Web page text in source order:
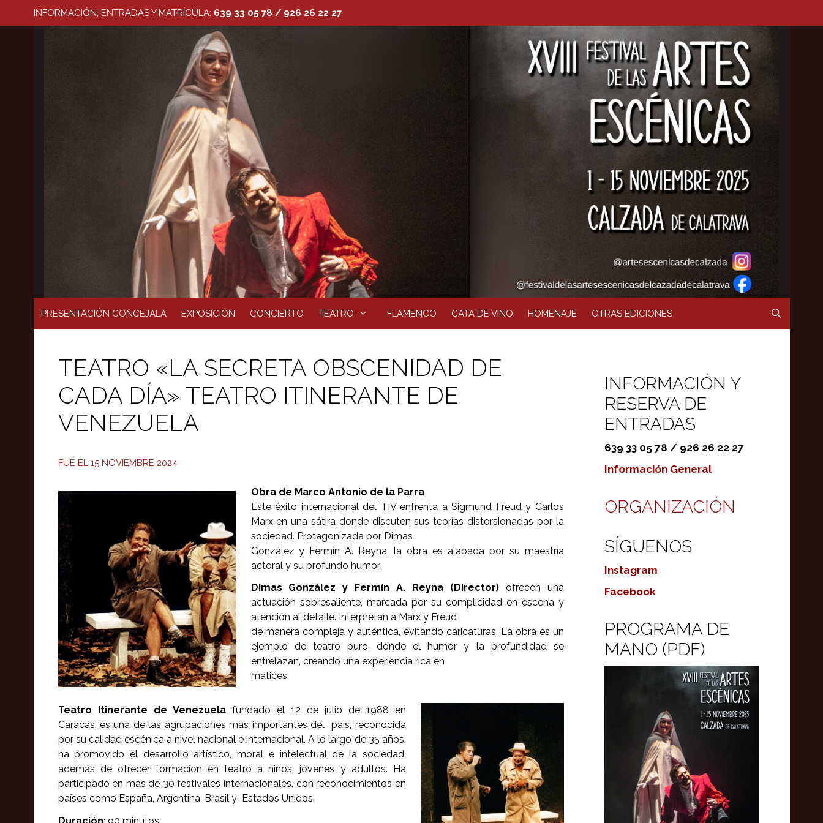
INFORMACIÓN, ENTRADAS Y MATRÍCULA: 639 33 05 78 / 926 26 22 27
PRESENTACIÓN CONCEJALA EXPOSICIÓN CONCIERTO TEATRO FLAMENCO CATA DE VINO HOMENAJE OTRAS EDICIONES
TEATRO «LA SECRETA OBSCENIDAD DE
CADA DÍA» TEATRO ITINERANTE DE
VENEZUELA
FUE EL 15 NOVIEMBRE 2024
Obra de Marco Antonio de la Parra
Este éxito internacional del TIV enfrenta a Sigmund Freud y Carlos
Marx en una sátira donde discuten sus teorías distorsionadas por la
sociedad. Protagonizada por Dimas
González y Fermín A. Reyna, la obra es alabada por su maestría
actoral y su profundo humor.
Dimas González y Fermín A. Reyna (Director)ofrecen una
actuación sobresaliente, marcada por su complicidad en escena y
atención al detalle. Interpretan a Marx y Freud
de manera compleja y auténtica, evitando caricaturas. La obra es un
ejemplo de teatro puro, donde el humor y la profundidad se
entrelazan, creando una experiencia rica en
matices.
Teatro Itinerante de Venezuela fundado el 12 de julio de 1988 en
Caracas, es una de las agrupaciones más importantes del país, reconocida
por su calidad escénica a nivel nacional e internacional. A lo largo de 35 años,
ha promovido el desarrollo artístico, moral e intelectual de la sociedad,
además de ofrecer formación en teatro a niños, jóvenes y adultos. Ha
participado en más de 30 festivales internacionales, con reconocimientos en
países como España, Argentina, Brasil y Estados Unidos.
INFORMACIÓN Y
RESERVA DE
ENTRADAS
639 33 05 78 / 926 26 22 27
Información General
ORGANIZACIÓN
SÍGUENOS
Instagram
Facebook
PROGRAMA DE
MANO (PDF)